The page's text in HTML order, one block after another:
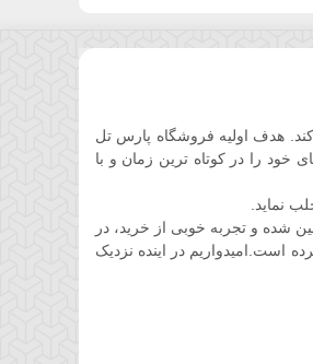
خود پیدا کند. هدف اولیه فروشگاه پارس تل
خود را در کوتاه ترین زمان و با
نماید.
شده و تجربه خوبی از خرید، در
است.امیدواریم در اینده نزدیک